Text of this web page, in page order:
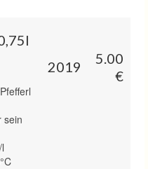
sein
2019
5.00
€